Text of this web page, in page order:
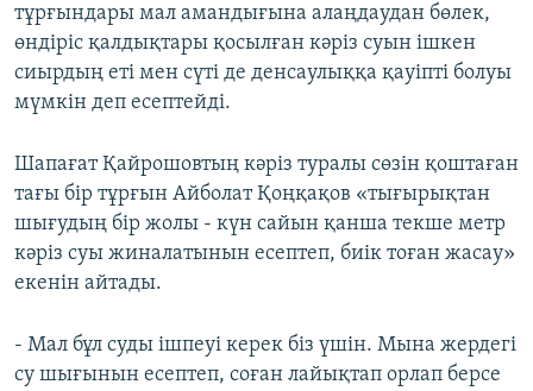
тұрғындары мал амандығына алаңдаудан бөлек,
өндіріс қалдықтары қосылған кәріз суын ішкен
сиырдың еті мен сүті де денсаулыққа қауіпті болуы
мүмкін деп есептейді.
Шапағат Қайрошовтың кәріз туралы сөзін қоштаған
тағы бір тұрғын Айболат Қоңқақов «тығырықтан
шығудың бір жолы - күн сайын қанша текше метр
кәріз суы жиналатынын есептеп, биік тоған жасау»
екенін айтады.
- Мал бұл суды ішпеуі керек біз үшін. Мына жердегі
су шығынын есептеп, соған лайықтап орлап берсе